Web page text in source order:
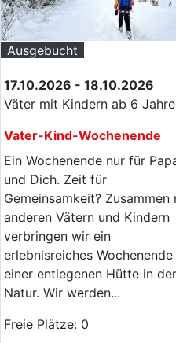
Ausgebucht
17.10.2026 - 18.10.2026
Väter mit Kindern ab 6
Vater-Kind-Wochenende
Ein Wochenende nur für
und Dich. Zeit für
Gemeinsamkeit? Zusammen
anderen Vätern und Kindern
verbringen wir ein
erlebnisreiches
einer entlegenen Hütte in der
Natur. Wir werden...
Freie Plätze: 0